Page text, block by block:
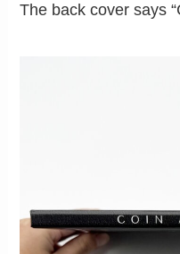
The back cover says